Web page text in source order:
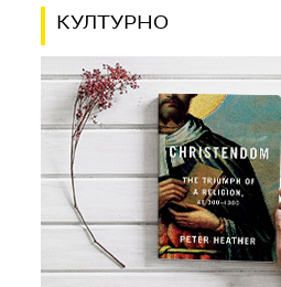
КУЛТУРНО